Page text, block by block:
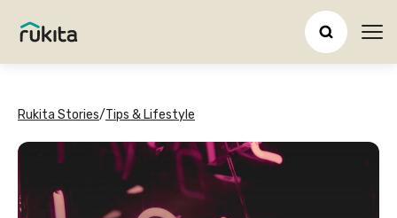
Rukita Stories/Tips & Lifestyle